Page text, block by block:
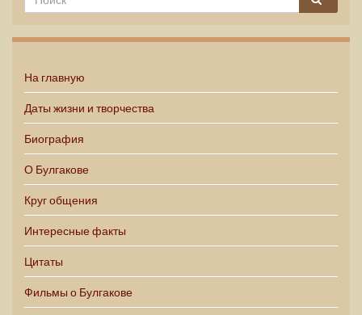
На главную
Даты жизни и творчества
Биография
О Булгакове
Круг общения
Интересные факты
Цитаты
Фильмы о Булгакове